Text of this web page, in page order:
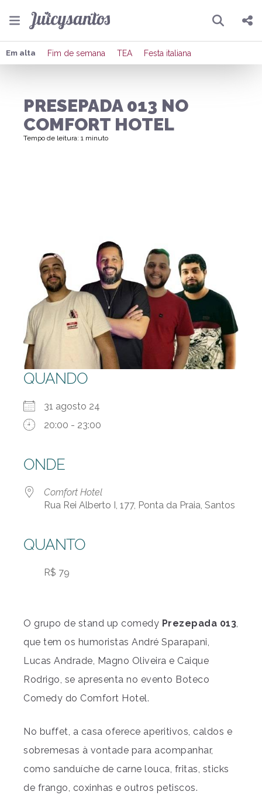
Pesquisar
Compartilhar
Enviar por Whatsapp
Em alta Fim de semana TEA Festa italiana
PRESEPADA 013 NO
COMFORT HOTEL
Tempo de leitura: 1 minuto
QUANDO
31 agosto 24
20:00 - 23:00
ONDE
Comfort Hotel
Rua Rei Alberto I, 177, Ponta da Praia, Santos
QUANTO
R$ 79
O grupo de stand up comedy Prezepada 013,
que tem os humoristas André Sparapani,
Lucas Andrade, Magno Oliveira e Caique
Rodrigo, se apresenta no evento Boteco
Comedy do Comfort Hotel.
No buffet, a casa oferece aperitivos, caldos e
sobremesas à vontade para acompanhar,
como sanduíche de carne louca, fritas, sticks
de frango, coxinhas e outros petiscos.